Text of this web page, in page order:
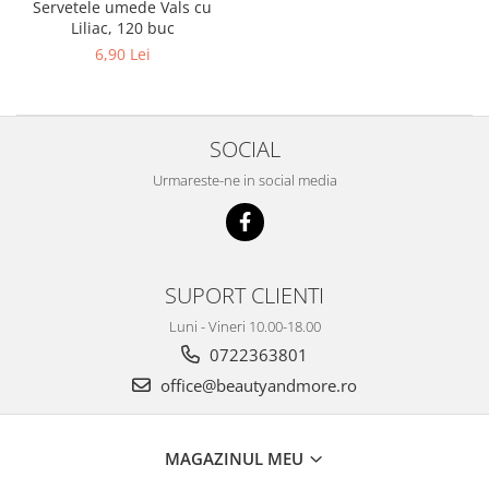
Adeziv dentar si ingrijire proteza
Igiena intima
Accesorii manichiura & pedichiura
Servetele umede Vals cu
Liliac, 120 buc
6,90 Lei
SOCIAL
Urmareste-ne in social media
SUPORT CLIENTI
Luni - Vineri 10.00-18.00
0722363801
office@beautyandmore.ro
MAGAZINUL MEU